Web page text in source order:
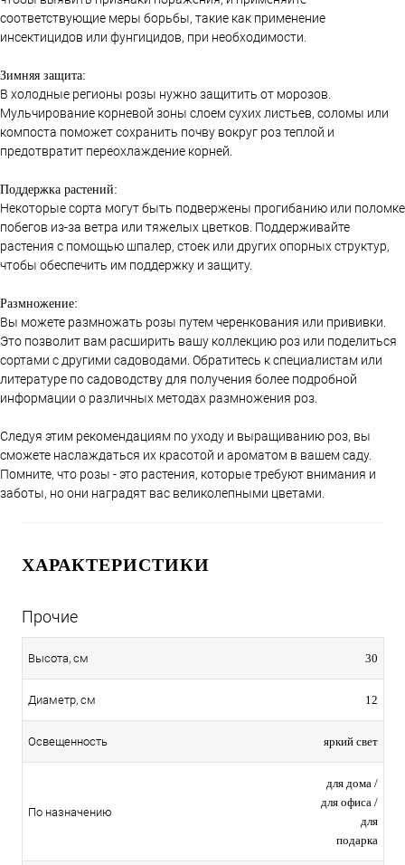
соответствующие меры борьбы, такие как применение
инсектицидов или фунгицидов, при необходимости.
Зимняя защита:
В холодные регионы розы нужно защитить от морозов.
Мульчирование корневой зоны слоем сухих листьев, соломы или
компоста поможет сохранить почву вокруг роз теплой и
предотвратит переохлаждение корней.
Поддержка растений:
Некоторые сорта могут быть подвержены прогибанию или поломке
побегов из-за ветра или тяжелых цветков. Поддерживайте
растения с помощью шпалер, стоек или других опорных структур,
чтобы обеспечить им поддержку и защиту.
Размножение:
Вы можете размножать розы путем черенкования или прививки.
Это позволит вам расширить вашу коллекцию роз или поделиться
сортами с другими садоводами. Обратитесь к специалистам или
литературе по садоводству для получения более подробной
информации о различных методах размножения роз.
Следуя этим рекомендациям по уходу и выращиванию роз, вы
сможете наслаждаться их красотой и ароматом в вашем саду.
Помните, что розы - это растения, которые требуют внимания и
заботы, но они наградят вас великолепными цветами.
ХАРАКТЕРИСТИКИ
Прочие
Высота, см 30
Диаметр, см 12
Освещенность яркий свет
По назначению
для дома /
для офиса /
для
подарка